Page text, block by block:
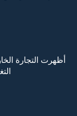
أظهرت التجارة